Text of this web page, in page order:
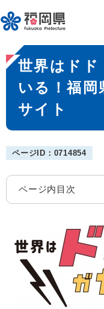
ー
ジ
先
頭
メ
本
文
世界はド
いる！福岡
サイト
ページID：0714854
ページ内目次